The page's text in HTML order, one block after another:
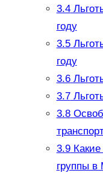
3.4
году
3.5
году
3.6
3.7
3.8
3.9Какие
группы в